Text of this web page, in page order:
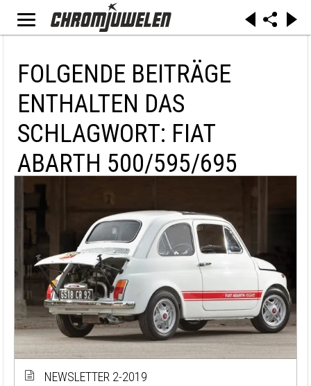
FOLGENDE BEITRÄGE
ENTHALTEN DAS
SCHLAGWORT: FIAT
ABARTH 500/595/695
NEWSLETTER 2-2019